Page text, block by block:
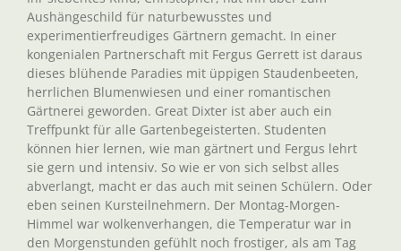
Aushängeschild für naturbewusstes und
experimentierfreudiges Gärtnern gemacht. In einer
kongenialen Partnerschaft mit Fergus Gerrett ist daraus
dieses blühende Paradies mit üppigen Staudenbeeten,
herrlichen Blumenwiesen und einer romantischen
Gärtnerei geworden. Great Dixter ist aber auch ein
Treffpunkt für alle Gartenbegeisterten. Studenten
können hier lernen, wie man gärtnert und Fergus lehrt
sie gern und intensiv. So wie er von sich selbst alles
abverlangt, macht er das auch mit seinen Schülern. Oder
eben seinen Kursteilnehmern. Der Montag-Morgen-
Himmel war wolkenverhangen, die Temperatur war in
den Morgenstunden gefühlt noch frostiger, als am Tag